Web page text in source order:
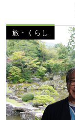
旅・くらし